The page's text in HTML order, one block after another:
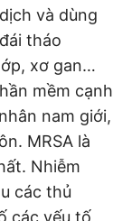
và dùng
tháo
xơ gan…
mềm cạnh
nam giới,
MRSA là
Nhiễm
các thủ
các yếu tố